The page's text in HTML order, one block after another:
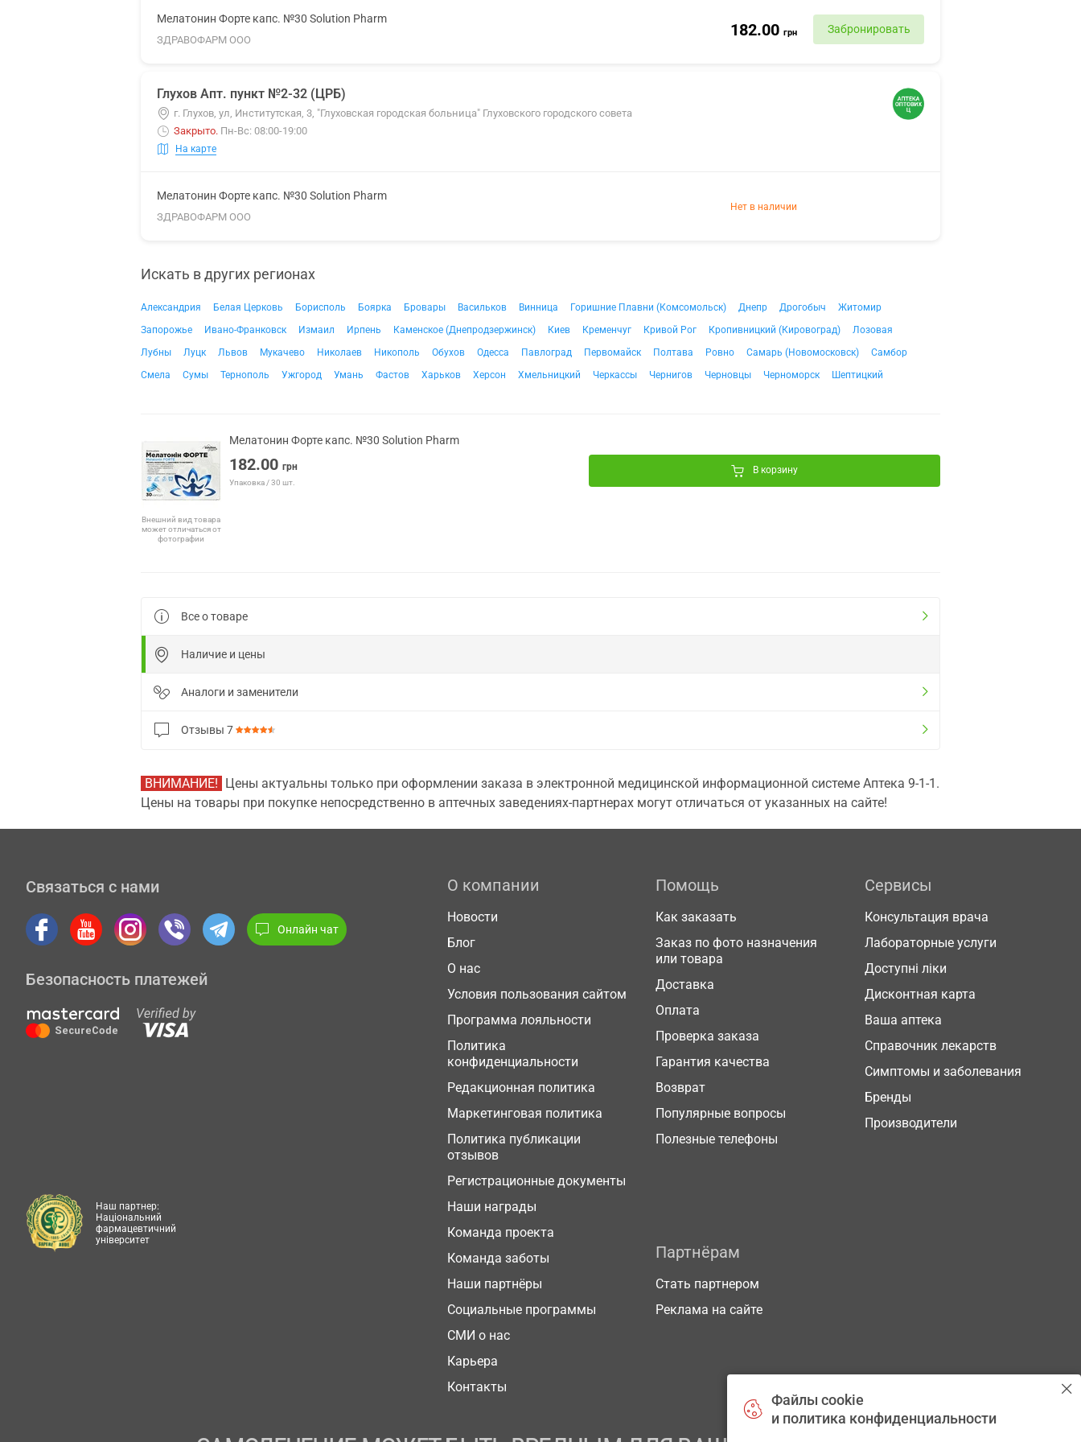
Мелатонин Форте капс. №30 Solution Pharm
ЗДРАВОФАРМ ООО
182.00 грн Забронировать
Глухов Апт. пункт №2-32 (ЦРБ)
г. Глухов, ул, Институтская, 3, "Глуховская городская больница" Глуховского городского совета
Закрыто. Пн-Вс: 08:00-19:00
На карте
Мелатонин Форте капс. №30 Solution Pharm
ЗДРАВОФАРМ ООО
Нет в наличии
Искать в других регионах
Александрия Белая Церковь Борисполь Боярка Бровары Васильков Винница Горишние Плавни (Комсомольск) Днепр Дрогобыч
Житомир
Запорожье
Ивано-Франковск Измаил Ирпень Каменское (Днепродзержинск) Киев Кременчуг Кривой Рог Кропивницкий (Кировоград)
Лозовая
Лубны
Луцк Львов Мукачево Николаев Никополь Обухов Одесса Павлоград Первомайск Полтава Ровно Самарь (Новомосковск)
Самбор
Смела
Сумы Тернополь Ужгород Умань Фастов Харьков Херсон Хмельницкий Черкассы Чернигов Черновцы Черноморск Шептицкий
Внешний вид товара
может отличаться от
фотографии
Мелатонин Форте капс. №30 Solution Pharm
182.00 грн
Упаковка / 30 шт.
В корзину
Все о товаре
Наличие и цены
Аналоги и заменители
Отзывы 7
ВНИМАНИЕ! Цены актуальны только при оформлении заказа в электронной медицинской информационной системе Аптека 9-1-1.
Цены на товары при покупке непосредственно в аптечных заведениях-партнерах могут отличаться от указанных на сайте!
Связаться с нами
Онлайн чат
Безопасность платежей
О компании
Новости
Блог
О нас
Условия пользования сайтом
Программа лояльности
Политика
конфиденциальности
Редакционная политика
Маркетинговая политика
Политика публикации
отзывов
Регистрационные документы
Наши награды
Команда проекта
Команда заботы
Наши партнёры
Социальные программы
СМИ о нас
Карьера
Контакты
Помощь
Как заказать
Заказ по фото назначения
или товара
Доставка
Оплата
Проверка заказа
Гарантия качества
Возврат
Популярные вопросы
Полезные телефоны
Сервисы
Консультация врача
Лабораторные услуги
Доступні ліки
Дисконтная карта
Ваша аптека
Справочник лекарств
Симптомы и заболевания
Бренды
Производители
Партнёрам
Стать партнером
Реклама на сайте
Наш партнер:
Національний
фармацевтичний
університет
Файлы cookie
и политика конфиденциальности